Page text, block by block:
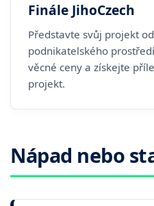
Finále JihoCzech
Představte svůj projekt
podnikatelského
věcné ceny a získejte
projekt.
Nápad nebo